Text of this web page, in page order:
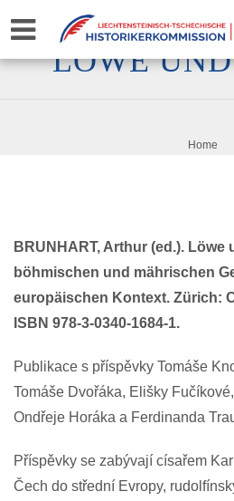
LÖWE
Home
BRUNHART, Arthur (ed.).
böhmischen und mährischen
europäischen Kontext. Zürich:
ISBN 978-3-0340-1684-1.
Publikace s příspěvky Tomáše
Tomáše Dvořáka, Elišky
Ondřeje Horáka a Ferdinanda
Příspěvky se zabývají císařem
Čech do střední Evropy,